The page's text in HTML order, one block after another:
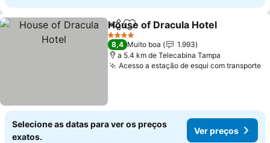
PartilharAdicionar aos favoritos
House of Dracula Hotel
4 Estrelas
8,4 Muito boa
1.993
a 5.4 km de Telecabina Tampa
Acesso a estação de esqui com transporte
Selecione as datas para ver os preços
exatos.
Ver preços